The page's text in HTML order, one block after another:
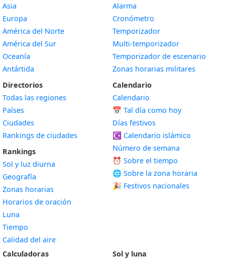
Asia
Europa
América del Norte
América del Sur
Oceanía
Antártida
Directorios
Todas las regiones
Países
Ciudades
Rankings de ciudades
Rankings
Sol y luz diurna
Geografía
Zonas horarias
Horarios de oración
Luna
Tiempo
Calidad del aire
Alarma
Cronómetro
Temporizador
Multi-temporizador
Temporizador de escenario
Zonas horarias militares
Calendario
Calendario
📅 Tal día como hoy
Días festivos
☪️ Calendario islámico
Número de semana
⏰ Sobre el tiempo
🌐 Sobre la zona horaria
🎉 Festivos nacionales
Calculadoras
Sol y luna